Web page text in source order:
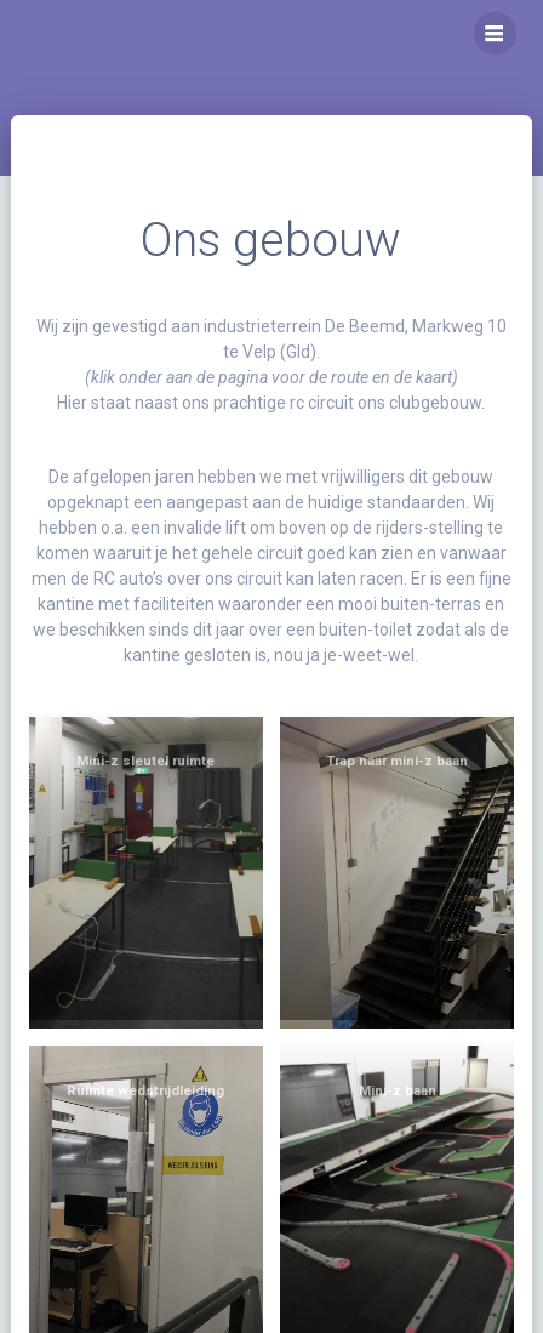
Ons gebouw
Wij zijn gevestigd aan industrieterrein De Beemd, Markweg 10
te Velp (Gld).
(klik onder aan de pagina voor de route en de kaart)
Hier staat naast ons prachtige rc circuit ons clubgebouw.
De afgelopen jaren hebben we met vrijwilligers dit gebouw
opgeknapt een aangepast aan de huidige standaarden. Wij
hebben o.a. een invalide lift om boven op de rijders-stelling te
komen waaruit je het gehele circuit goed kan zien en vanwaar
men de RC auto’s over ons circuit kan laten racen. Er is een fijne
kantine met faciliteiten waaronder een mooi buiten-terras en
we beschikken sinds dit jaar over een buiten-toilet zodat als de
kantine gesloten is, nou ja je-weet-wel.
Mini-z sleutel ruimte Trap naar mini-z baan
Ruimte wedstrijdleiding Mini-z baan